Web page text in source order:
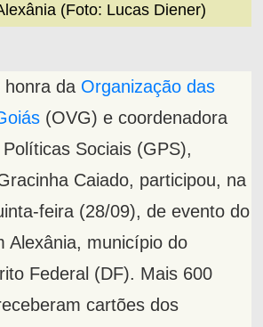
(Foto: Lucas Diener)
honra da Organização das
(OVG) e coordenadora
Sociais (GPS),
Caiado, participou, na
feira (28/09), de evento do
Alexânia, município do
Federal (DF). Mais 600
cartões dos